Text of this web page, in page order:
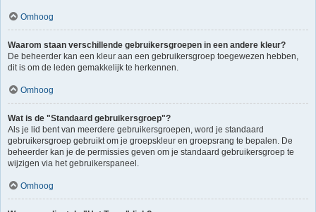
Omhoog
Waarom staan verschillende gebruikersgroepen in een andere kleur?
De beheerder kan een kleur aan een gebruikersgroep toegewezen hebben,
dit is om de leden gemakkelijk te herkennen.
Omhoog
Wat is de "Standaard gebruikersgroep"?
Als je lid bent van meerdere gebruikersgroepen, word je standaard
gebruikersgroep gebruikt om je groepskleur en groepsrang te bepalen. De
beheerder kan je de permissies geven om je standaard gebruikersgroep te
wijzigen via het gebruikerspaneel.
Omhoog